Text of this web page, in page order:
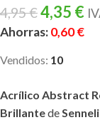
4,95€4,35 €
Ahorras:0,60€
Vendidos: 10
Acrílico Abstract
Brillantede